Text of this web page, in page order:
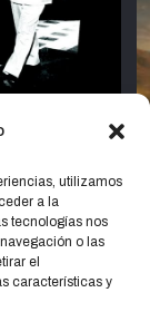
utilizamos
a la
tecnologías nos
o las
el
características y